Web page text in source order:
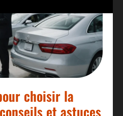
choisir la
et astuces